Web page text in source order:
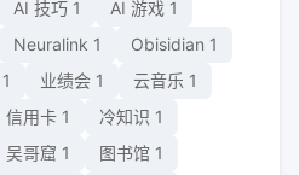
AI 技巧 1 AI 游戏 1
Neuralink 1 Obisidian 1
1 业绩会 1 云音乐 1
信用卡 1 冷知识 1
吴哥窟 1 图书馆 1